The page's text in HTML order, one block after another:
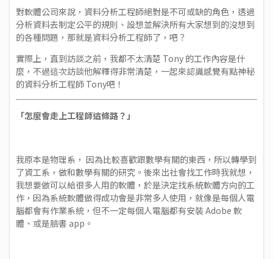
對軟體公司來說，資料分析工程師絕對是不可或缺的角色，透過
分析資料去制定公平的規則、設想並解決所有大家想到的沒想到
的各種問題，那就是資料分析工程師了，吧？
實際上，直到訪談之前，我都不太清楚 Tony 的工作內容是什
麼，不過這次訪談他解釋得非常清楚，一起來認識感覺有點神秘
的資料分析工程師 Tony吧！
「怎麼會走上工程師這條路？」
我原本是物理系， 因為比較喜歡跟數學有關的東西，所以轉學到
了資工系，做和數學有關的研究。後來出社會找工作時我就想，
我想要做可以給很多人用的軟體，於是決定找系統軟體方向的工
作，因為系統軟體做得成功會是非常多人使用，就像是每個人電
腦都會有作業系統，但不一定每個人電腦都有安裝 Adobe 軟
體、或是臉書 app。